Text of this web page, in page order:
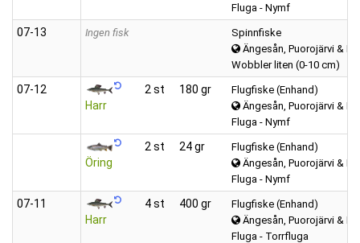
Fluga - Nymf
07‑13 Ingen fisk
Spinnfiske
Ängesån, Puorojärvi &
Wobbler liten (0-10 cm)
07‑12
Harr
2 st 180 gr
Flugfiske (Enhand)
Ängesån, Puorojärvi &
Fluga - Nymf
Öring
2 st 24 gr
Flugfiske (Enhand)
Ängesån, Puorojärvi &
Fluga - Nymf
07‑11
Harr
4 st 400 gr
Flugfiske (Enhand)
Ängesån, Puorojärvi &
Fluga - Torrfluga